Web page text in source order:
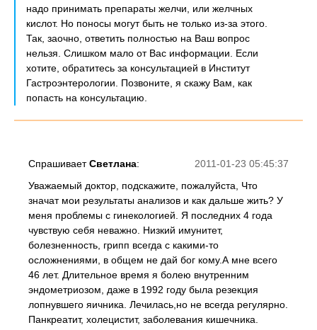
надо принимать препараты желчи, или желчных
кислот. Но поносы могут быть не только из-за этого.
Так, заочно, ответить полностью на Ваш вопрос
нельзя. Слишком мало от Вас информации. Если
хотите, обратитесь за консультацией в Институт
Гастроэнтерологии. Позвоните, я скажу Вам, как
попасть на консультацию.
2011-01-23 05:45:37
СпрашиваетСветлана:
Уважаемый доктор, подскажите, пожалуйста, Что
значат мои результаты анализов и как дальше жить? У
меня проблемы с гинекологией. Я последних 4 года
чувствую себя неважно. Низкий имунитет,
болезненность, грипп всегда с какими-то
осложнениями, в общем не дай бог кому.А мне всего
46 лет. Длительное время я болею внутренним
эндометриозом, даже в 1992 году была резекция
лопнувшего яичника. Лечилась,но не всегда регулярно.
Панкреатит, холецистит, заболевания кишечника.